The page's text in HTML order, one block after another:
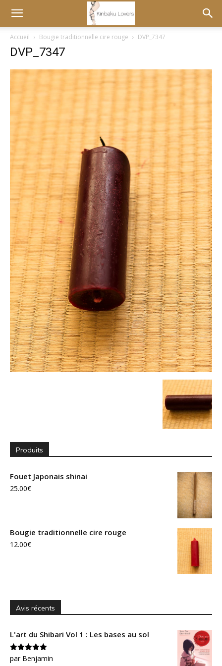
Accueil Bougie traditionnelle cire rouge DVP_7347
DVP_7347
Produits
Fouet Japonais shinai
25.00€
Bougie traditionnelle cire rouge
12.00€
Avis récents
L'art du Shibari Vol 1 : Les bases au sol
Note5sur
5
par Benjamin